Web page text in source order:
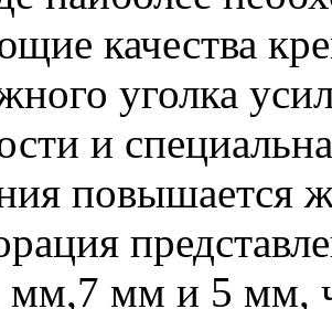
качества
уголка
и
повышается
мм и 5 мм,